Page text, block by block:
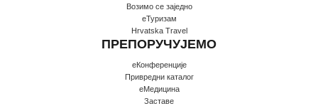
Возимо се заједно
еТуризам
Hrvatska Travel
ПРЕПОРУЧУЈЕМО
еКонференције
Привредни каталог
еМедицина
Заставе